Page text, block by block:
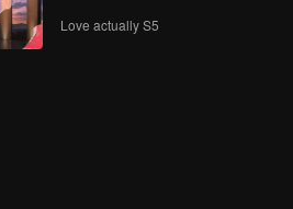
Love actually S5